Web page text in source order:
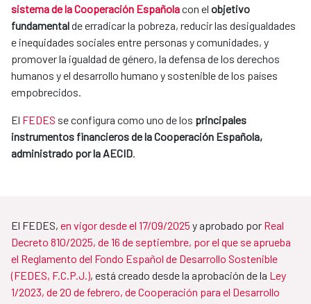
sistema de la Cooperación Españolacon el objetivo
fundamentalde erradicar la pobreza, reducir las desigualdades
e inequidades sociales entre personas y comunidades, y
promover la igualdad de género, la defensa de los derechos
humanos y el desarrollo humano y sostenible de los países
empobrecidos.
El FEDES se configura como uno de los principales
instrumentos financieros de la Cooperación Española,
administrado por la AECID.
El FEDES, en vigor desde el 17/09/2025 y aprobado por Real
Decreto 810/2025, de 16 de septiembre, por el que se aprueba
el Reglamento del Fondo Español de Desarrollo Sostenible
(FEDES, F.C.P.J.), está creado desde la aprobación de la Ley
1/2023, de 20 de febrero, de Cooperación para el Desarrollo